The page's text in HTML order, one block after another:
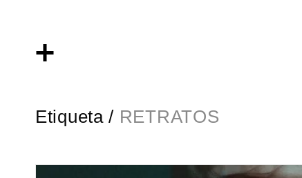
Etiqueta / RETRATOS